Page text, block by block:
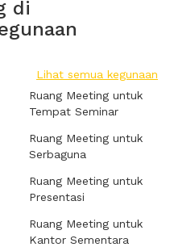
di
Lihat semua kegunaan
Ruang Meeting untuk
Tempat Seminar
Ruang Meeting untuk
Serbaguna
Ruang Meeting untuk
Presentasi
Ruang Meeting untuk
Kantor Sementara